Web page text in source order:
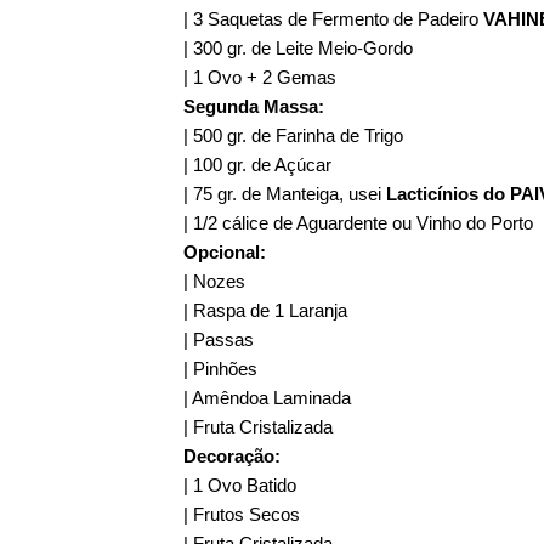
| 3 Saquetas de Fermento de Padeiro
| 300 gr. de Leite Meio-Gordo
| 1 Ovo + 2 Gemas
Segunda Massa:
| 500 gr. de Farinha de Trigo
| 100 gr. de Açúcar
| 75 gr. de Manteiga, usei Lacticínios do
| 1/2 cálice de Aguardente ou Vinho do Porto
Opcional:
| Nozes
| Raspa de 1 Laranja
| Passas
| Pinhões
| Amêndoa Laminada
| Fruta Cristalizada
Decoração:
| 1 Ovo Batido
| Frutos Secos